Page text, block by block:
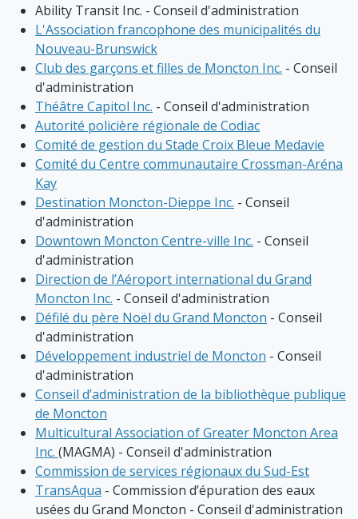
Ability Transit Inc. - Conseil d'administration
L'Association francophone des municipalités du
Nouveau-Brunswick
Club des garçons et filles de Moncton Inc. - Conseil
d'administration
Théâtre Capitol Inc. - Conseil d'administration
Autorité policière régionale de Codiac
Comité de gestion du Stade Croix Bleue Medavie
Comité du Centre communautaire Crossman-Aréna
Kay
Destination Moncton-Dieppe Inc. - Conseil
d'administration
Downtown Moncton Centre-ville Inc. - Conseil
d'administration
Direction de l’Aéroport international du Grand
Moncton Inc. - Conseil d'administration
Défilé du père Noël du Grand Moncton - Conseil
d'administration
Développement industriel de Moncton - Conseil
d'administration
Conseil d’administration de la bibliothèque publique
de Moncton
Multicultural Association of Greater Moncton Area
Inc. (MAGMA) - Conseil d'administration
Commission de services régionaux du Sud-Est
TransAqua - Commission d’épuration des eaux
usées du Grand Moncton - Conseil d'administration